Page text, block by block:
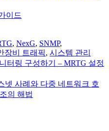
이드
, NexG, SNMP,
장비 트래픽, 시스템 관리
터링 구성하기 – MRTG 설정
넷 사례와 다중 네트워크 호
의 해법